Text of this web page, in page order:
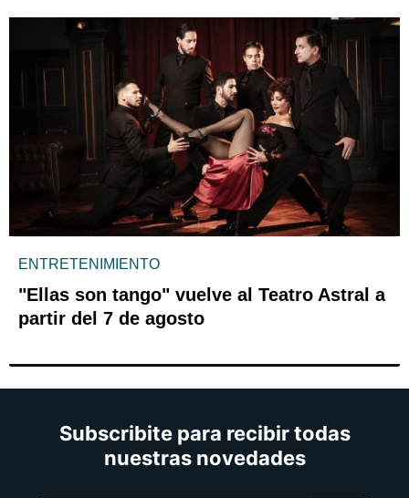
ENTRETENIMIENTO
"Ellas son tango" vuelve al Teatro Astral a
partir del 7 de agosto
Subscribite para recibir todas
nuestras novedades